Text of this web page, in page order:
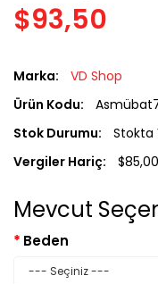
$93,50
Marka:
VD Shop
Ürün Kodu:
Stok Durumu:
Stokta
Vergiler Hariç:
$85,00
Mevcut
Beden